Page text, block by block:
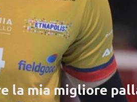
la mia migliore